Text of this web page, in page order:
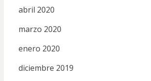
abril 2020
marzo 2020
enero 2020
diciembre 2019